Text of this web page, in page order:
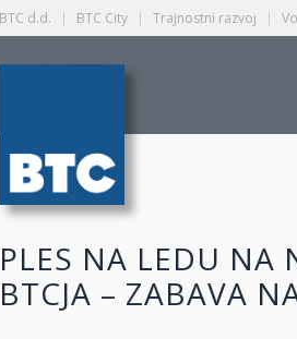
BTC d.d. | BTC City | Trajnostni razvoj |
PLES NA LEDU NA
BTCJA – ZABAVA